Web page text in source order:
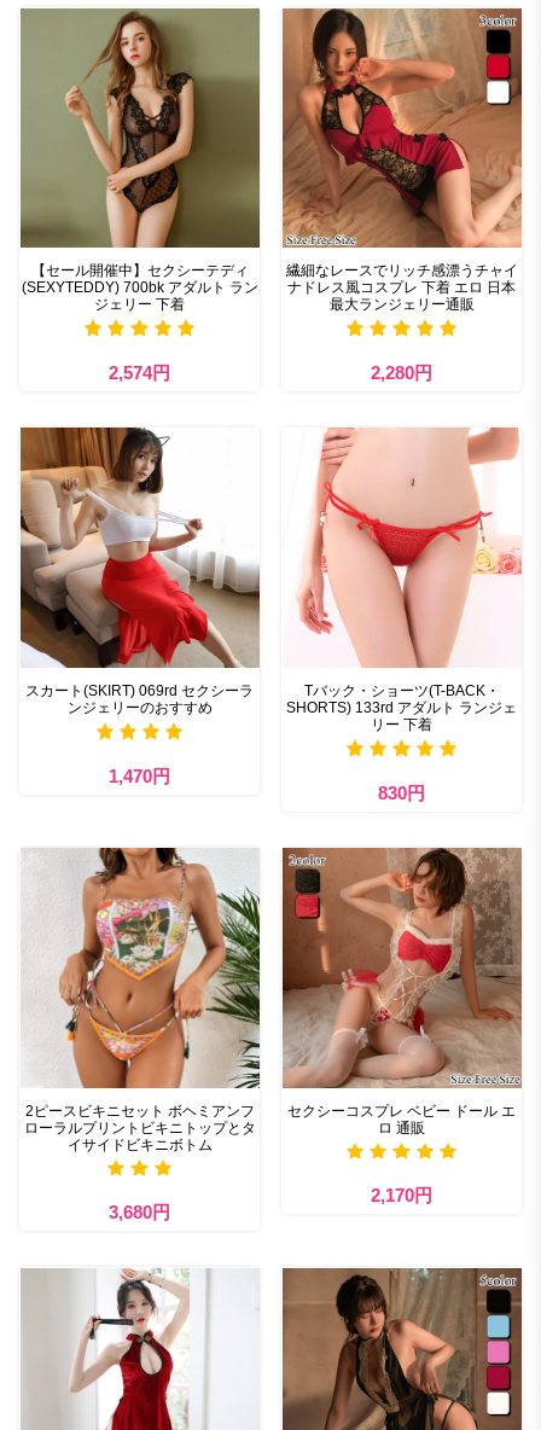
【セール開催中】セクシーテディ
(SEXYTEDDY) 700bk アダルト ラン
ジェリー 下着
2,574円
繊細なレースでリッチ感漂うチャイ
ナドレス風コスプレ 下着 エロ 日本
最大ランジェリー通販
2,280円
スカート(SKIRT) 069rd セクシーラ
ンジェリーのおすすめ
1,470円
Tバック・ショーツ(T-BACK・
SHORTS) 133rd アダルト ランジェ
リー 下着
830円
2ピースビキニセット ボヘミアンフ
ローラルプリントビキニトップとタ
イサイドビキニボトム
3,680円
セクシーコスプレ ベビー ドール エ
ロ 通販
2,170円